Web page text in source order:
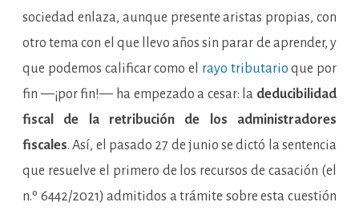
sociedad enlaza, aunque presente aristas propias, con
otro tema con el que llevo años sin parar de aprender, y
que podemos calificar como el rayo tributario que por
fin —¡por fin!— ha empezado a cesar: la deducibilidad
fiscal de la retribución de los administradores
fiscales. Así, el pasado 27 de junio se dictó la sentencia
que resuelve el primero de los recursos de casación (el
n.º 6442/2021) admitidos a trámite sobre esta cuestión